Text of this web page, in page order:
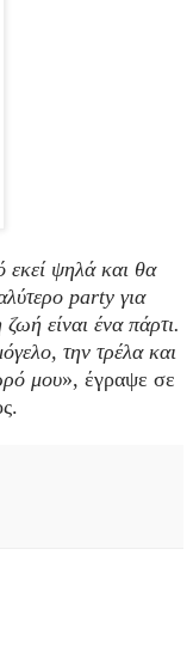
εκεί ψηλά και θα
party για
είναι ένα πάρτι.
την τρέλα και
μου», έγραψε σε